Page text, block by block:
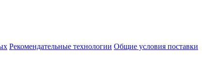
Рекомендательные технологии Общие условия поставки